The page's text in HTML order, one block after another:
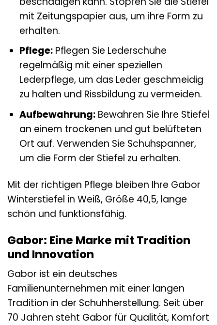
mit Zeitungspapier aus, um ihre Form zu
erhalten.
Pflege:Pflegen Sie Lederschuhe
regelmäßig mit einer speziellen
Lederpflege, um das Leder geschmeidig
zu halten und Rissbildung zu vermeiden.
Aufbewahrung:Bewahren Sie Ihre Stiefel
an einem trockenen und gut belüfteten
Ort auf. Verwenden Sie Schuhspanner,
um die Form der Stiefel zu erhalten.
Mit der richtigen Pflege bleiben Ihre Gabor
Winterstiefel in Weiß, Größe 40,5, lange
schön und funktionsfähig.
Gabor: Eine Marke mit Tradition
und Innovation
Gabor ist ein deutsches
Familienunternehmen mit einer langen
Tradition in der Schuhherstellung. Seit über
70 Jahren steht Gabor für Qualität, Komfort